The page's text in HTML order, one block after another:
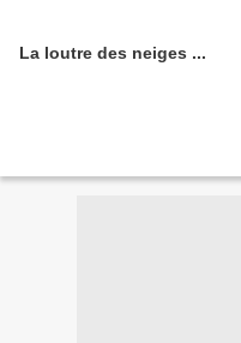
La loutre des neiges ...